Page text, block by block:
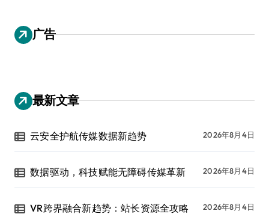
广告
最新文章
云安全护航传媒数据新趋势 2026年8月4日
数据驱动，科技赋能无障碍传媒革新 2026年8月4日
VR跨界融合新趋势：站长资源全攻略 2026年8月4日